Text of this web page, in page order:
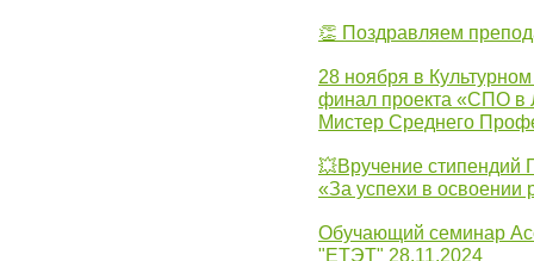
👏 Поздравляем
28 ноября в
финал проекта «СПО в
Мистер Среднего
💥Вручение стипендий
«За успехи в освоении
Обучающий семинар
"ЕТЭТ" 28.11.2024